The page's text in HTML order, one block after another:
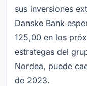
sus inversiones
Danske Bank
125,00 en los
estrategas del
Nordea, puede
de 2023.